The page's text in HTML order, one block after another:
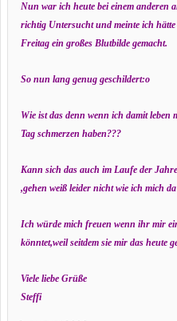
Nun war ich heute bei einem anderen
richtig Untersucht und meinte ich
Freitag ein großes Blutbilde gemacht.
So nun lang genug geschildert:o
Wie ist das denn wenn ich damit leben
Tag schmerzen haben???
Kann sich das auch im Laufe der
,gehen weiß leider nicht wie ich mich
Ich würde mich freuen wenn ihr mir
könntet,weil seitdem sie mir das heute
Viele liebe Grüße
Steffi